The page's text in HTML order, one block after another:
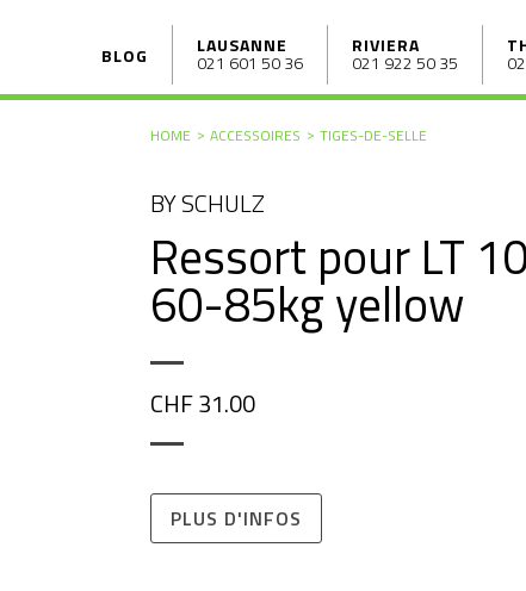
BLOG LAUSANNE
021 601 50 36
RIVIERA
021 922 50 35
HOME ACCESSOIRES TIGES-DE-SELLE
BY SCHULZ
Ressort pour LT
60-85kg yellow
CHF 31.00
PLUS D'INFOS